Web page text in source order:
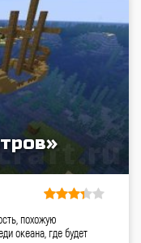
похожую
океана, где будет